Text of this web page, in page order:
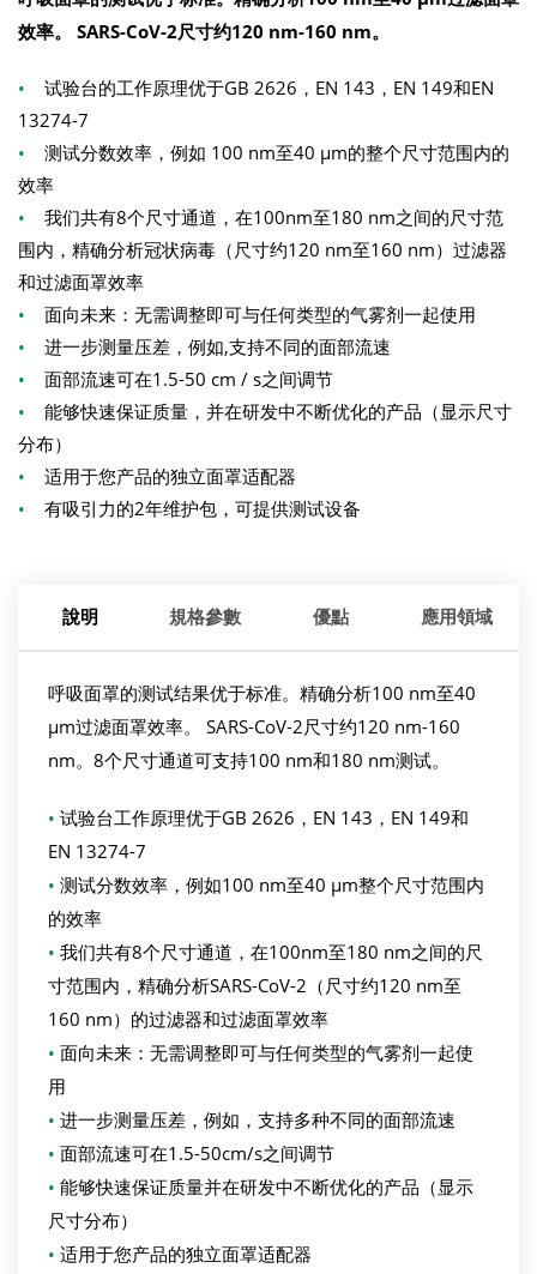
效率。 SARS-CoV-2尺寸约120 nm-160 nm。
• 试验台的工作原理优于GB 2626，EN 143，EN 149和EN
13274-7
• 测试分数效率，例如 100 nm至40 µm的整个尺寸范围内的
效率
• 我们共有8个尺寸通道，在100nm至180 nm之间的尺寸范
围内，精确分析冠状病毒（尺寸约120 nm至160 nm）过滤器
和过滤面罩效率
• 面向未来：无需调整即可与任何类型的气雾剂一起使用
• 进一步测量压差，例如,支持不同的面部流速
• 面部流速可在1.5-50 cm / s之间调节
• 能够快速保证质量，并在研发中不断优化的产品（显示尺寸
分布）
• 适用于您产品的独立面罩适配器
• 有吸引力的2年维护包，可提供测试设备
說明 規格參數 優點 應用領域
呼吸面罩的测试结果优于标准。精确分析100 nm至40
µm过滤面罩效率。 SARS-CoV-2尺寸约120 nm-160
nm。8个尺寸通道可支持100 nm和180 nm测试。
• 试验台工作原理优于GB 2626，EN 143，EN 149和
EN 13274-7
• 测试分数效率，例如100 nm至40 µm整个尺寸范围内
的效率
• 我们共有8个尺寸通道，在100nm至180 nm之间的尺
寸范围内，精确分析SARS-CoV-2（尺寸约120 nm至
160 nm）的过滤器和过滤面罩效率
• 面向未来：无需调整即可与任何类型的气雾剂一起使
用
• 进一步测量压差，例如，支持多种不同的面部流速
• 面部流速可在1.5-50cm/s之间调节
• 能够快速保证质量并在研发中不断优化的产品（显示
尺寸分布）
• 适用于您产品的独立面罩适配器